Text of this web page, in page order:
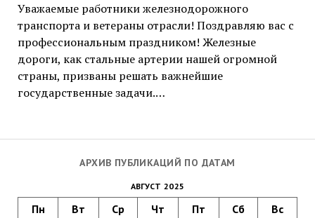
АРХИВ ПУБЛИКАЦИЙ ПО ДАТАМ
АВГУСТ 2025
Пн Вт Ср Чт Пт Сб Вс
Уважаемые работники железнодорожного
транспорта и ветераны отрасли! Поздравляю вас с
профессиональным праздником! Железные
дороги, как стальные артерии нашей огромной
страны, призваны решать важнейшие
государственные задачи.…